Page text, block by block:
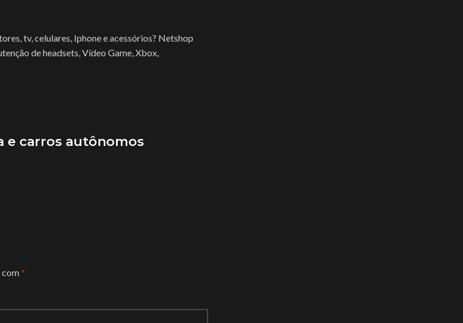
tv, celulares, Iphone e acessórios? Netshop
de headsets, Vídeo Game, Xbox,
e carros autônomos
com*